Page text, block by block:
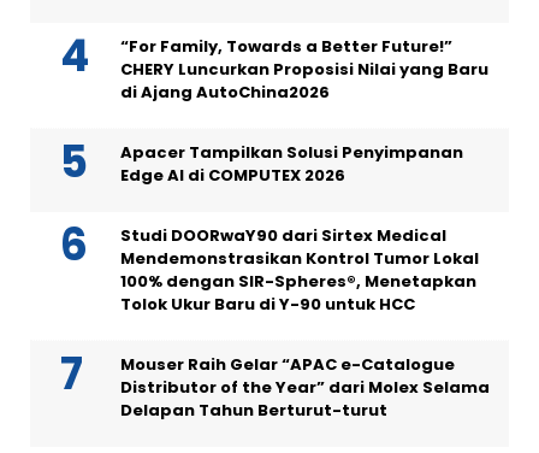
“For Family, Towards a Better Future!”
CHERY Luncurkan Proposisi Nilai yang Baru
di Ajang AutoChina2026
Apacer Tampilkan Solusi Penyimpanan
Edge AI di COMPUTEX 2026
Studi DOORwaY90 dari Sirtex Medical
Mendemonstrasikan Kontrol Tumor Lokal
100% dengan SIR-Spheres®, Menetapkan
Tolok Ukur Baru di Y-90 untuk HCC
Mouser Raih Gelar “APAC e-Catalogue
Distributor of the Year” dari Molex Selama
Delapan Tahun Berturut-turut